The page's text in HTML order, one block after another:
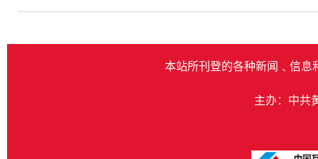
本站所刊登的各种新闻﹑信息
主办：中共